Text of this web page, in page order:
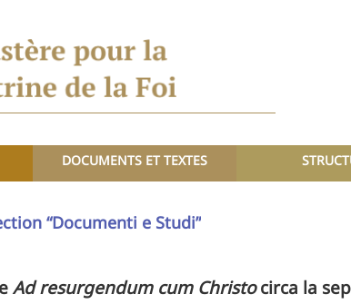
DOCUMENTS ET TEXTES
“Documenti e Studi”
Ad resurgendum cum Christocirca la